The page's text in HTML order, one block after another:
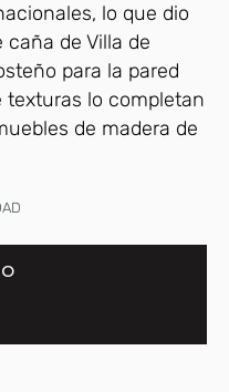
lo que dio
de Villa de
para la pared
texturas lo completan
de madera de